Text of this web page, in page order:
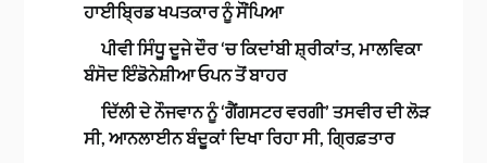
ਹਾਈਬ੍ਰਿਡ ਖਪਤਕਾਰ ਨੂੰ ਸੌਂਪਿਆ
ਪੀਵੀ ਸਿੰਧੂ ਦੂਜੇ ਦੌਰ ‘ਚ ਕਿਦਾਂਬੀ ਸ਼੍ਰੀਕਾਂਤ, ਮਾਲਵਿਕਾ
ਬੰਸੋਦ ਇੰਡੋਨੇਸ਼ੀਆ ਓਪਨ ਤੋਂ ਬਾਹਰ
ਦਿੱਲੀ ਦੇ ਨੌਜਵਾਨ ਨੂੰ ‘ਗੈਂਗਸਟਰ ਵਰਗੀ’ ਤਸਵੀਰ ਦੀ ਲੋੜ
ਸੀ, ਆਨਲਾਈਨ ਬੰਦੂਕਾਂ ਦਿਖਾ ਰਿਹਾ ਸੀ, ਗ੍ਰਿਫ਼ਤਾਰ